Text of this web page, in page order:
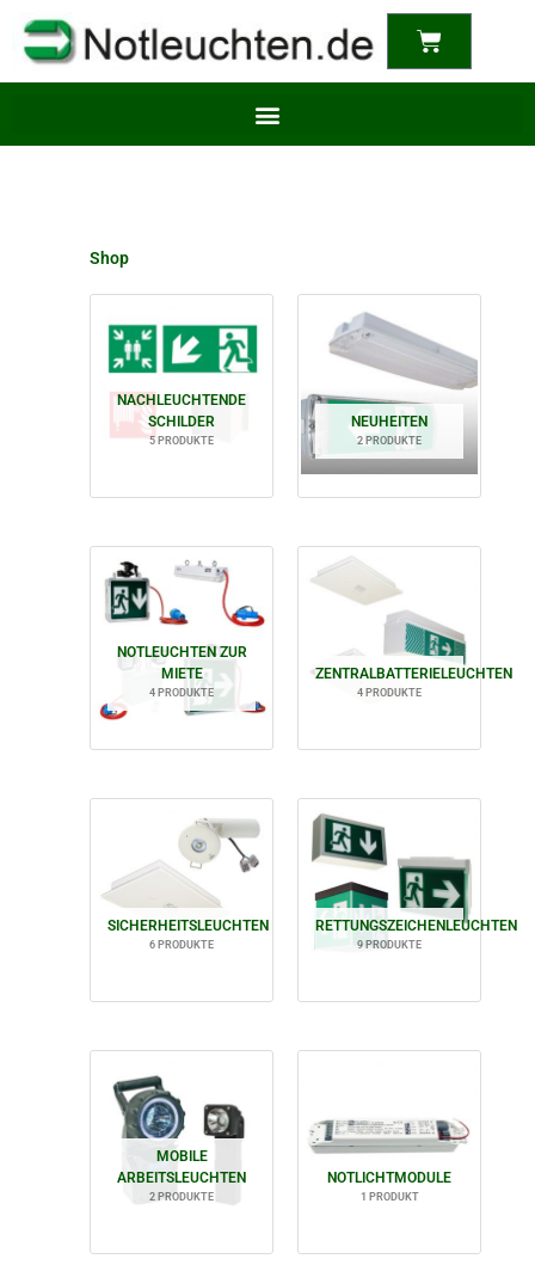
Shop
NACHLEUCHTENDE
SCHILDER
5 PRODUKTE
NEUHEITEN
2 PRODUKTE
NOTLEUCHTEN ZUR
MIETE
4 PRODUKTE
ZENTRALBATTERIELEUCHTEN
4 PRODUKTE
SICHERHEITSLEUCHTEN
6 PRODUKTE
RETTUNGSZEICHENLEUCHTEN
9 PRODUKTE
MOBILE
ARBEITSLEUCHTEN
2 PRODUKTE
NOTLICHTMODULE
1 PRODUKT